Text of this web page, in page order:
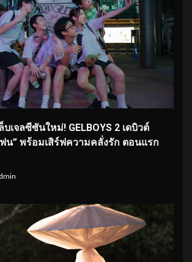
บเจลซีซันใหม่! GELBOYS 2 เดบิวต์
น” พร้อมเสิร์ฟความคลั่งรัก ตอนแรก